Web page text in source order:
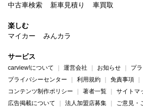
中古車検索
新車見積り 車買取
楽しむ
マイカー
みんカラ
サービス
carview!について 運営会社 お知らせ
プ
プライバシーセンター
利用規約
免責事項
コンテンツ制作ポリシー
著者一覧
サイトマ
広告掲載について
法人加盟店募集
ご意見・